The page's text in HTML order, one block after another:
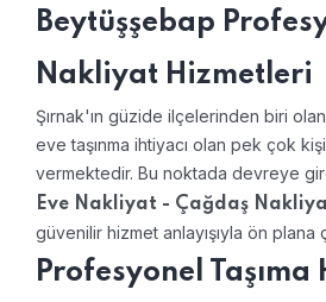
Beytüşşebap
Nakliyat Hizmetleri
Şırnak'ın güzide ilçelerinden biri
eve taşınma ihtiyacı olan pek çok
vermektedir. Bu noktada devreye
Eve Nakliyat - Çağdaş
güvenilir hizmet anlayışıyla ön plana
Profesyonel